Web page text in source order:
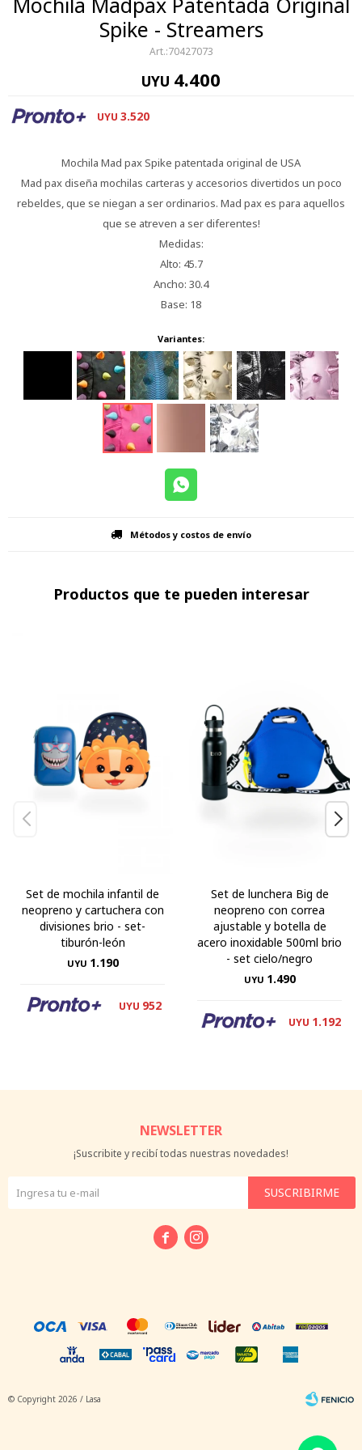
Spike - Streamers
70427073
UYU 4.400
UYU 3.520
Mochila Mad pax Spike patentada original de USA
Mad pax diseña mochilas carteras y accesorios divertidos un poco
rebeldes, que se niegan a ser ordinarios. Mad pax es para aquellos
que se atreven a ser diferentes!
Medidas:
Alto: 45.7
Ancho: 30.4
Base: 18
Variantes:
Métodos y costos de envío
Productos que te pueden interesar
Set de mochila infantil de
neopreno y cartuchera con
divisiones brio - set-
tiburón-león
UYU 1.190
UYU 952
Set de lunchera Big de
neopreno con correa
ajustable y botella de
acero inoxidable 500ml brio
- set cielo/negro
UYU 1.490
UYU 1.192
NEWSLETTER
¡Suscribite y recibí todas nuestras novedades!
SUSCRIBIRME
 
© Copyright 2026 / Lasa